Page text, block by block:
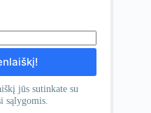
jūs sutinkate su
sąlygomis.